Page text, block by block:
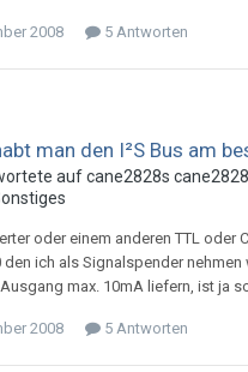
2008 5 Antworten
man den I²S Bus am
aufcane2828s cane2828
oder einem anderen TTL oder
den ich als Signalspender nehmen
max. 10mA liefern, ist ja
2008 5 Antworten